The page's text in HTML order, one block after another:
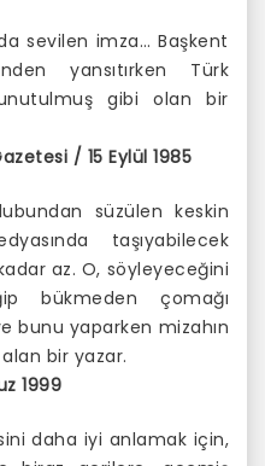
sevilen imza… Başkent
yansıtırken Türk
gibi olan bir
/ 15 Eylül 1985
süzülen keskin
taşıyabilecek
az. O, söyleyeceğini
bükmeden çomağı
bunu yaparken mizahın
bir yazar.
1999
daha iyi anlamak için,